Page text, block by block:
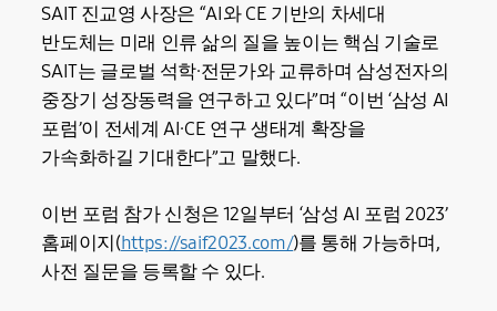
SAIT 진교영 사장은 “AI와 CE 기반의 차세대
반도체는 미래 인류 삶의 질을 높이는 핵심 기술로
SAIT는 글로벌 석학·전문가와 교류하며 삼성전자의
중장기 성장동력을 연구하고 있다”며 “이번 ‘삼성 AI
포럼’이 전세계 AI·CE 연구 생태계 확장을
가속화하길 기대한다”고 말했다.
이번 포럼 참가 신청은 12일부터 ‘삼성 AI 포럼 2023’
홈페이지(https://saif2023.com/)를 통해 가능하며,
사전 질문을 등록할 수 있다.